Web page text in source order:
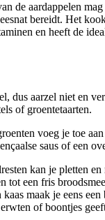
de aardappelen
bereidt. Het
en heeft de
dus aarzel niet en
of groentetaarten.
voeg je toe
saus of een
kan je pletten
tot een fris
maak je eens een
of boontjes